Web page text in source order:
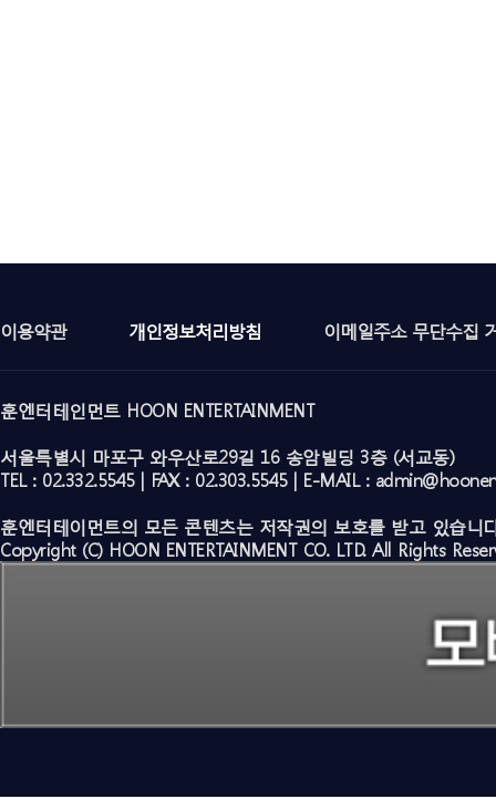
이용약관 개인정보처리방침 이메일주소 무단수집
훈엔터테인먼트 HOON ENTERTAINMENT
서울특별시 마포구 와우산로29길 16 송암빌딩 3층 (서교동)
TEL : 02.332.5545 | FAX : 02.303.5545 | E-MAIL :
훈엔터테이먼트의 모든 콘텐츠는 저작권의 보호를 받고 있습니
Copyright (C) HOON ENTERTAINMENT CO. LTD. All Rights